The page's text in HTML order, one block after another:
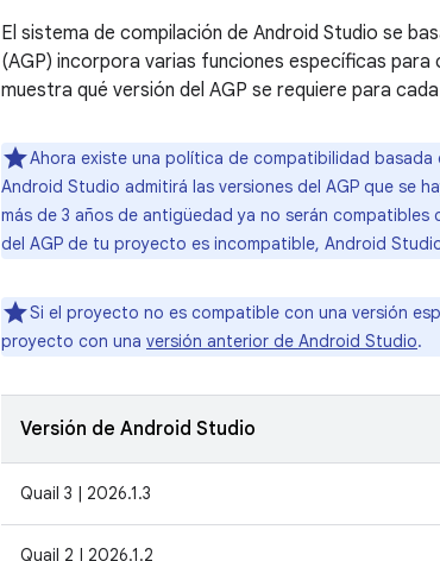
El sistema de compilación de Android Studio se
(AGP) incorpora varias funciones específicas
muestra qué versión del AGP se requiere para
Ahora existe una política de compatibilidad
Android Studio admitirá las versiones del AGP que se
más de 3 años de antigüedad ya no serán
del AGP de tu proyecto es incompatible, Android
Si el proyecto no es compatible con una versión
proyecto con una versión anterior de Android Studio.
Versión de Android Studio
Quail 3 | 2026.1.3
Quail 2 | 2026.1.2